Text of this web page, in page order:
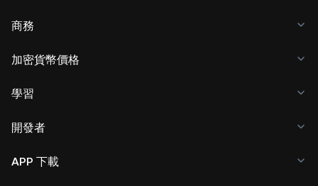
商務
加密貨幣價格
學習
開發者
APP 下載